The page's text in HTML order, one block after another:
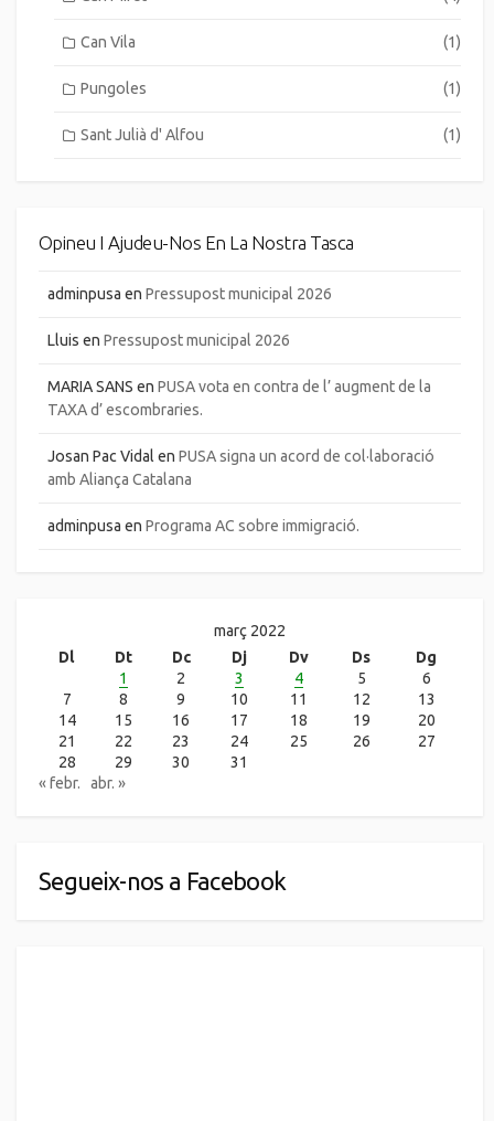
Can Vila (1)
Pungoles (1)
Sant Julià d' Alfou (1)
Opineu I Ajudeu-Nos En La Nostra Tasca
adminpusa en Pressupost municipal 2026
Lluis en Pressupost municipal 2026
MARIA SANS en PUSA vota en contra de l’ augment de la
TAXA d’ escombraries.
Josan Pac Vidal en PUSA signa un acord de col·laboració
amb Aliança Catalana
adminpusa en Programa AC sobre immigració.
març 2022
Dl
Dt Dc Dj Dv Ds
Dg
1
2 3 4 5
6
7
8 9 10 11 12
13
14
15 16 17 18 19
20
21
22 23 24 25 26
27
28
29 30
31
« febr.
abr. »
Segueix-nos a Facebook